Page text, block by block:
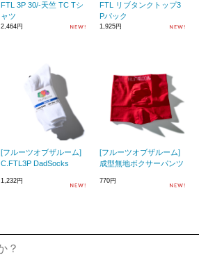
FTL 3P 30/-天竺 TC Tシ
ャツ
2,464円
FTL リブタンクトップ3
Pパック
1,925円
[フルーツオブザルーム]
C.FTL3P DadSocks
1,232円
[フルーツオブザルーム]
成型無地ボクサーパンツ
770円